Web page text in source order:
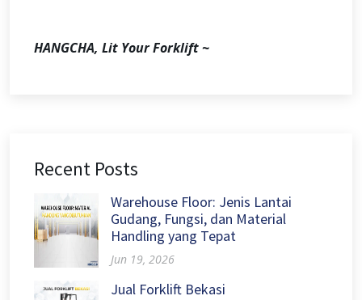
HANGCHA, Lit Your Forklift ~
Recent Posts
Warehouse Floor: Jenis Lantai
Gudang, Fungsi, dan Material
Handling yang Tepat
Jun 19, 2026
Jual Forklift Bekasi